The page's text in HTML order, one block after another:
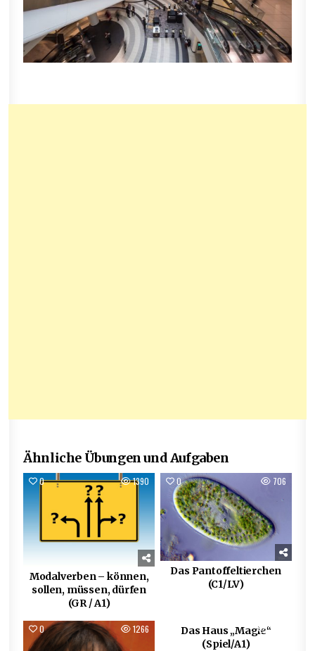
Ähnliche Übungen und Aufgaben
0 1390
Modalverben – können,
sollen, müssen, dürfen
(GR / A1)
0 706
Das Pantoffeltierchen
(C1/LV)
0 1266 1005
Das Haus „Magie“
(Spiel/A1)